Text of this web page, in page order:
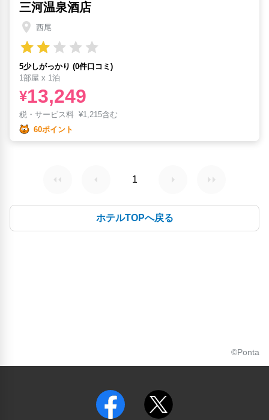
三河温泉酒店
西尾
5少しがっかり (0件口コミ)
1部屋 x 1泊
¥13,249
税・サービス料 ¥1,215含む
60ポイント
1
ホテルTOPへ戻る
©Ponta